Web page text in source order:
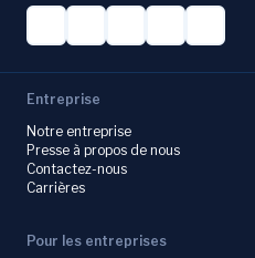
Entreprise
Notre entreprise
Presse à propos de nous
Contactez-nous
Carrières
Pour les entreprises